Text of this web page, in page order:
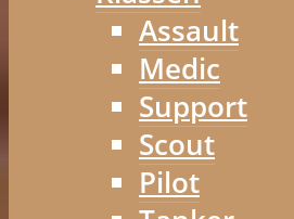
Assault
Medic
Support
Scout
Pilot